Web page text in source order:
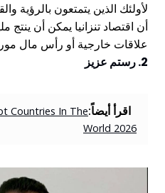
لأولئك الذين يتمتعون بالرؤية
أن اقتصاد تنزانيا يمكن أن ينتج
علاقات خارجية أو رأس مال موروث.
اقرأ أيضاً:Countries In The
World 2026